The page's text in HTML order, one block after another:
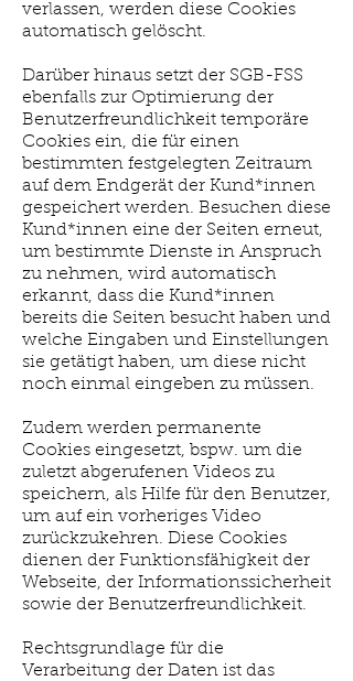
verlassen, werden diese Cookies
automatisch gelöscht.
Darüber hinaus setzt der SGB-FSS
ebenfalls zur Optimierung der
Benutzerfreundlichkeit temporäre
Cookies ein, die für einen
bestimmten festgelegten Zeitraum
auf dem Endgerät der Kund*innen
gespeichert werden. Besuchen diese
Kund*innen eine der Seiten erneut,
um bestimmte Dienste in Anspruch
zu nehmen, wird automatisch
erkannt, dass die Kund*innen
bereits die Seiten besucht haben und
welche Eingaben und Einstellungen
sie getätigt haben, um diese nicht
noch einmal eingeben zu müssen.
Zudem werden permanente
Cookies eingesetzt, bspw. um die
zuletzt abgerufenen Videos zu
speichern, als Hilfe für den Benutzer,
um auf ein vorheriges Video
zurückzukehren. Diese Cookies
dienen der Funktionsfähigkeit der
Webseite, der Informationssicherheit
sowie der Benutzerfreundlichkeit.
Rechtsgrundlage für die
Verarbeitung der Daten ist das